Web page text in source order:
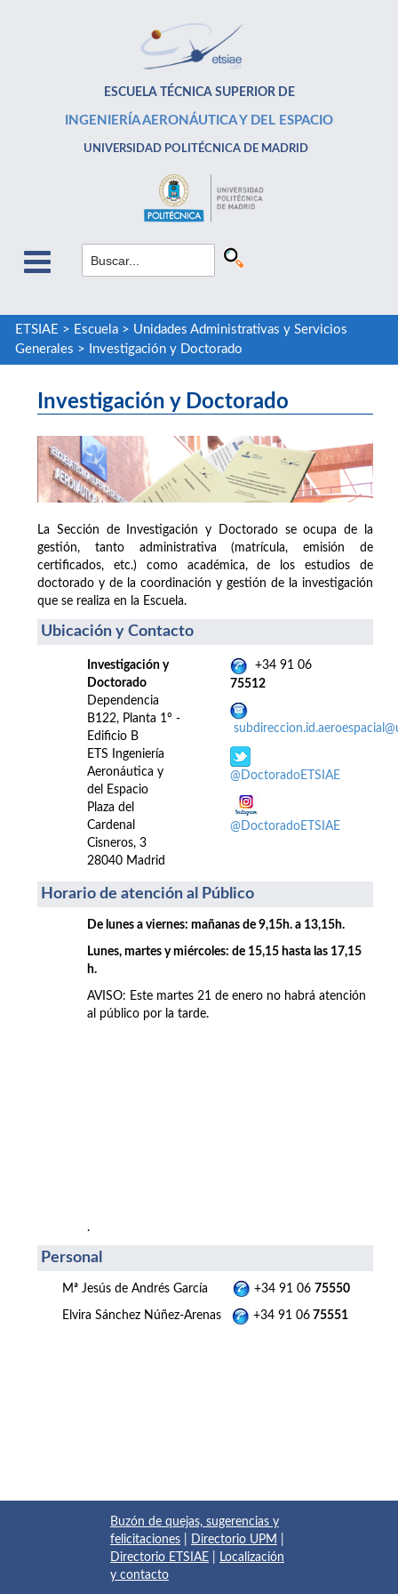
ESCUELA TÉCNICA SUPERIOR DE
INGENIERÍA AERONÁUTICA Y DEL ESPACIO
UNIVERSIDAD POLITÉCNICA DE MADRID
ETSIAE > Escuela> Unidades Administrativas y Servicios
Generales > Investigación y Doctorado
Investigación y Doctorado
La Sección de Investigación y Doctorado se ocupa de la
gestión, tanto administrativa (matrícula, emisión de
certificados, etc.) como académica, de los estudios de
doctorado y de la coordinación y gestión de la investigación
que se realiza en la Escuela.
Ubicación y Contacto
Investigación y
Doctorado
Dependencia
B122, Planta 1º -
Edificio B
ETS Ingeniería
Aeronáutica y
del Espacio
Plaza del
Cardenal
Cisneros, 3
28040 Madrid
+34 91 06
75512
@DoctoradoETSIAE
@DoctoradoETSIAE
Horario de atención al Público
De lunes a viernes: mañanas de 9,15h. a 13,15h.
Lunes, martes y miércoles: de 15,15 hasta las 17,15
h.
AVISO: Este martes 21 de enero no habrá atención
al público por la tarde.
.
Personal
Mª Jesús de Andrés García +34 91 06 75550
Elvira Sánchez Núñez-Arenas +34 91 06 75551
Buzón de quejas, sugerencias y
felicitaciones
Directorio UPM
Directorio ETSIAE
Localización
y contacto